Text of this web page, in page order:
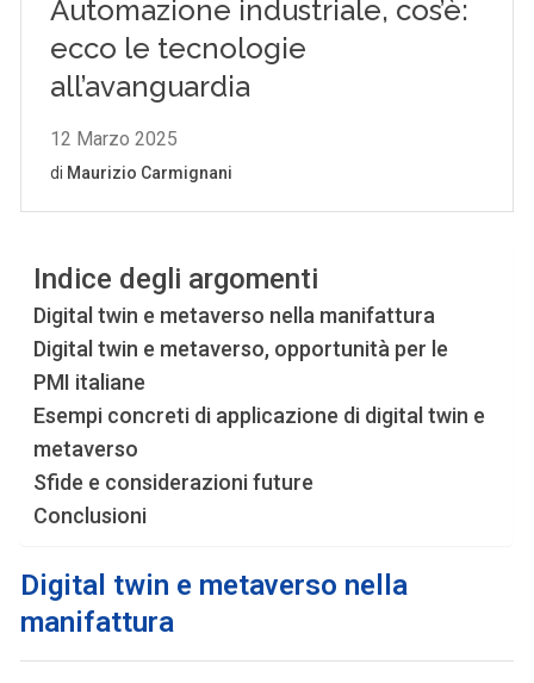
Indice degli argomenti
Digital twin e metaverso nella manifattura
Digital twin e metaverso, opportunità per le
PMI italiane
Esempi concreti di applicazione di digital twin e
metaverso
Sfide e considerazioni future
Conclusioni
Digital twin e metaverso nella
manifattura